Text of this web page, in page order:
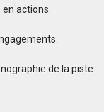
actions.
de la piste